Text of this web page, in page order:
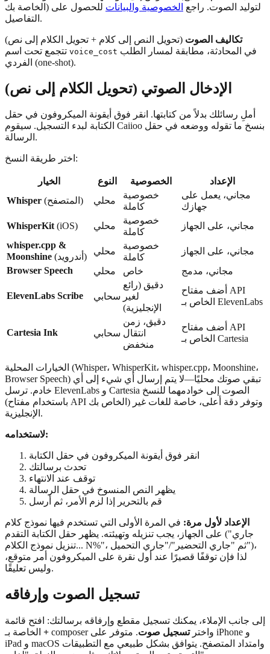
الخاصة بك) لتوليد الصوت. راجع الخصوصية والبيانات للحصول على
التفاصيل.
تكاليف الصوت (تحويل النص إلى كلام + تحويل الكلام إلى نص)
voice_cost
الفردي (one-shot).
الإدخال الصوتي (تحويل الكلام إلى نص)
أملِ رسائلك بدلاً من كتابتها. انقر فوق أيقونة الميكروفون في حقل
الكتابة لبدء التسجيل. سيقوم Caiioo بنسخ ما تقوله ووضعه في حقل
الرسالة.
اختر طريقة النسخ:
الخيار النوع الخصوصية
الإعداد
Whisper
(المتصفح) محلي
خصوصية
كاملة
مجاني، يعمل على
جهازك
WhisperKit(iOS) محلي
خصوصية
كاملة
مجاني، على الجهاز
whisper.cpp &
Moonshine
(أندرويد)
محلي
خصوصية
كاملة
مجاني، على الجهاز
Browser Speech
محلي خاص مجاني، مدمج
ElevenLabs Scribe سحابي
دقيق (رائع
لغير
الإنجليزية)
أضف مفتاح API
الخاص بـ ElevenLabs
Cartesia Ink سحابي
دقيق، زمن
انتقال
منخفض
أضف مفتاح API
الخاص بـ Cartesia
الخيارات المحلية (Whisper، WhisperKit، whisper.cpp، Moonshine،
Browser Speech) تبقي صوتك محليًا—لا يتم إرسال أي شيء إلى أي
خادم. ترسل ElevenLabs و Cartesia الصوت إلى خوادمهما للنسخ
(باستخدام مفتاح API الخاص بك) وتوفر دقة أعلى، خاصة للغات غير
الإنجليزية.
لاستخدامه:
انقر فوق أيقونة الميكروفون في حقل الكتابة
تحدث برسالتك
توقف عند الانتهاء
يظهر النص المنسوخ في حقل الرسالة
قم بالتحرير إذا لزم الأمر، ثم أرسل
الإعداد لأول مرة: في المرة الأولى التي تستخدم فيها نموذج كلام
على الجهاز، يجب تنزيله وتهيئته. يظهر حقل الكتابة التقدم ("جاري
تنزيل نموذج الكلام... N%"، ثم "جاري التحضير"/"جاري التحميل")،
لذا فإن توقفًا قصيرًا عند أول نقرة على الميكروفون أمر متوقع،
وليس تعليقًا.
تسجيل الصوت وإرفاقه
إلى جانب الإملاء، يمكنك تسجيل مقطع وإرفاقه برسالتك: افتح قائمة
+
الخاصة بـ composer واخترتسجيل صوت. متوفر على iPhone و
iPad و macOS وامتداد المتصفح. يتوافق بشكل طبيعي مع التطبيقات